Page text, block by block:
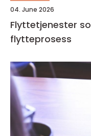
04. June 2026
Flyttetjenester
flytteprosess